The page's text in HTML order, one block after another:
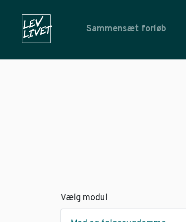
Sammensæt forløb
Vælg modul